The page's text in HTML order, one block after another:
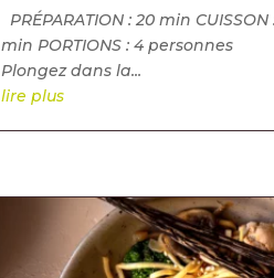
PRÉPARATION : 20 min CUISSON
min PORTIONS : 4 personnes
Plongez dans la...
lire plus